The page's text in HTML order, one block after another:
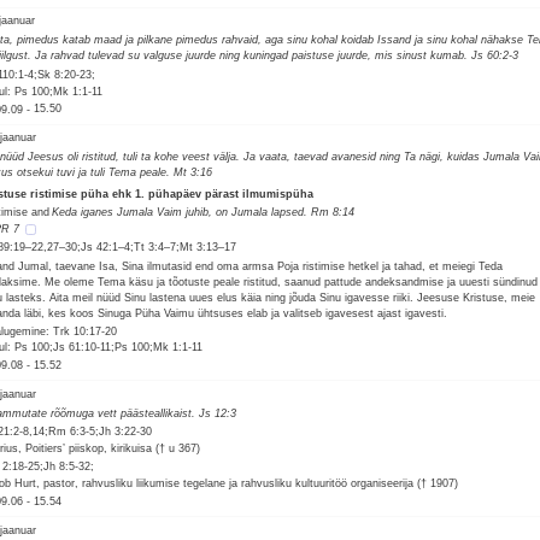
pimedus katab maad ja pilkane pimedus rahvaid, aga sinu kohal koidab Issand ja sinu kohal nähakse
Ja rahvad tulevad su valguse juurde ning kuningad paistuse juurde, mis sinust kumab. Js 60:2-3
4;Sk 8:20-23;
Ps 100;Mk 1:1-11
- 15.50
Jeesus oli ristitud, tuli ta kohe veest välja. Ja vaata, taevad avanesid ning Ta nägi, kuidas Jumala
otsekui tuvi ja tuli Tema peale. Mt 3:16
ristimise püha ehk 1. pühapäev pärast ilmumispüha
and Keda iganes Jumala Vaim juhib, on Jumala lapsed. Rm 8:14
7
42:1–4;Tt 3:4–7;Mt 3:13–17
Jumal, taevane Isa, Sina ilmutasid end oma armsa Poja ristimise hetkel ja tahad, et meiegi Teda
Me oleme Tema käsu ja tõotuste peale ristitud, saanud pattude andeksandmise ja uuesti sündinud
lasteks. Aita meil nüüd Sinu lastena uues elus käia ning jõuda Sinu igavesse riiki. Jeesuse Kristuse, meie
läbi, kes koos Sinuga Püha Vaimu ühtsuses elab ja valitseb igavesest ajast igavesti.
Trk 10:17-20
Ps 100;Js 61:10-11;Ps 100;Mk 1:1-11
- 15.52
rõõmuga vett päästeallikaist. Js 12:3
8,14;Rm 6:3-5;Jh 3:22-30
Poitiers’ piiskop, kirikuisa († u 367)
2:18-25;Jh 8:5-32;
Hurt, pastor, rahvusliku liikumise tegelane ja rahvusliku kultuuritöö organiseerija († 1907)
- 15.54